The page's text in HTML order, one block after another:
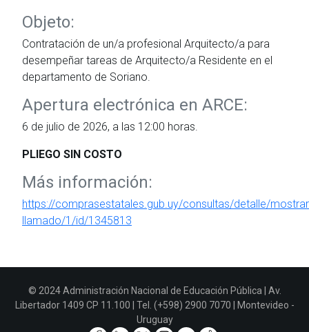
Objeto:
Contratación de un/a profesional Arquitecto/a para
desempeñar tareas de Arquitecto/a Residente en el
departamento de Soriano.
Apertura electrónica en ARCE:
6 de julio de 2026, a las 12:00 horas.
PLIEGO SIN COSTO
Más información:
https://comprasestatales.gub.uy/consultas/detalle/
llamado/1/id/1345813
© 2024 Administración Nacional de Educación Pública | Av.
Libertador 1409 CP 11.100 | Tel. (+598) 2900 7070 | Montevideo -
Uruguay